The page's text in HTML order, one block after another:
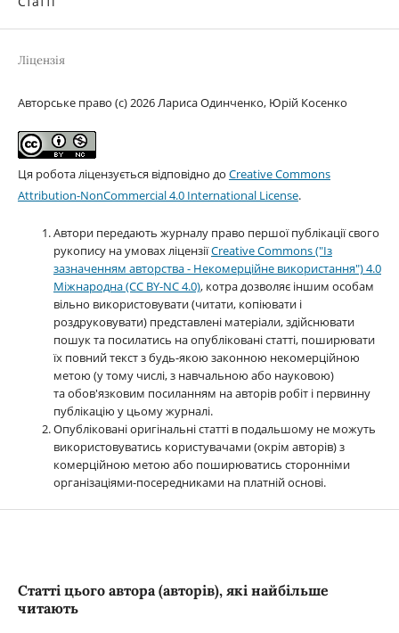
Ліцензія
Авторське право (c) 2026 Лариса Одинченко, Юрій Косенко
Ця робота ліцензується відповідно до Creative Commons
Attribution-NonCommercial 4.0 International License.
Автори передають журналу право першої публікації свого
рукопису на умовах ліцензіїCreative Commons ("Із
зазначенням авторства - Некомерційне використання") 4.0
Міжнародна (CC BY-NC 4.0), котра дозволяє іншим особам
вільно використовувати (читати, копіювати і
роздруковувати) представлені матеріали, здійснювати
пошук та посилатись на опубліковані статті, поширювати
їх повний текст з будь-якою законною некомерційною
метою (у тому числі, з навчальною або науковою)
та обов'язковим посиланням на авторів робіт і первинну
публікацію у цьому журналі.
Опубліковані оригінальні статті в подальшому не можуть
використовуватись користувачами (окрім авторів) з
комерційною метою або поширюватись сторонніми
організаціями-посередниками на платній основі.
Статті цього автора (авторів), які найбільше
читають